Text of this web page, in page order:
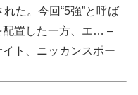
た。今回“5強”と呼ば
配置した一方、エ… –
ト、ニッカンスポー